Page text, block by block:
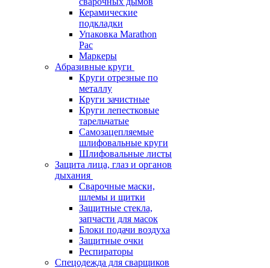
Керамические
подкладки
Упаковка Marathon
Pac
Маркеры
Абразивные круги
Круги отрезные по
металлу
Круги зачистные
Круги лепестковые
тарельчатые
Самозацепляемые
шлифовальные круги
Шлифовальные листы
Защита лица, глаз и органов
дыхания
Сварочные маски,
шлемы и щитки
Защитные стекла,
запчасти для масок
Блоки подачи воздуха
Защитные очки
Респираторы
Спецодежда для сварщиков